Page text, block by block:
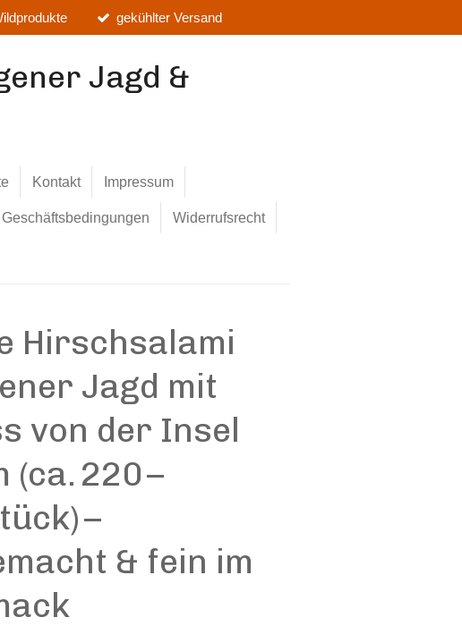
gekühlter Versand
Jagd &
Kontakt Impressum
Widerrufsrecht
Hirschsalami
Jagd mit
von der Insel
(ca. 220 –
–
& fein im